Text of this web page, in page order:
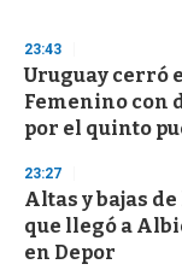
d
s
o
f
3
s
e
c
o
n
23:43
Uruguay cerró
Femenino con
por el quinto
23:27
Altas y bajas
que llegó a
en Depor